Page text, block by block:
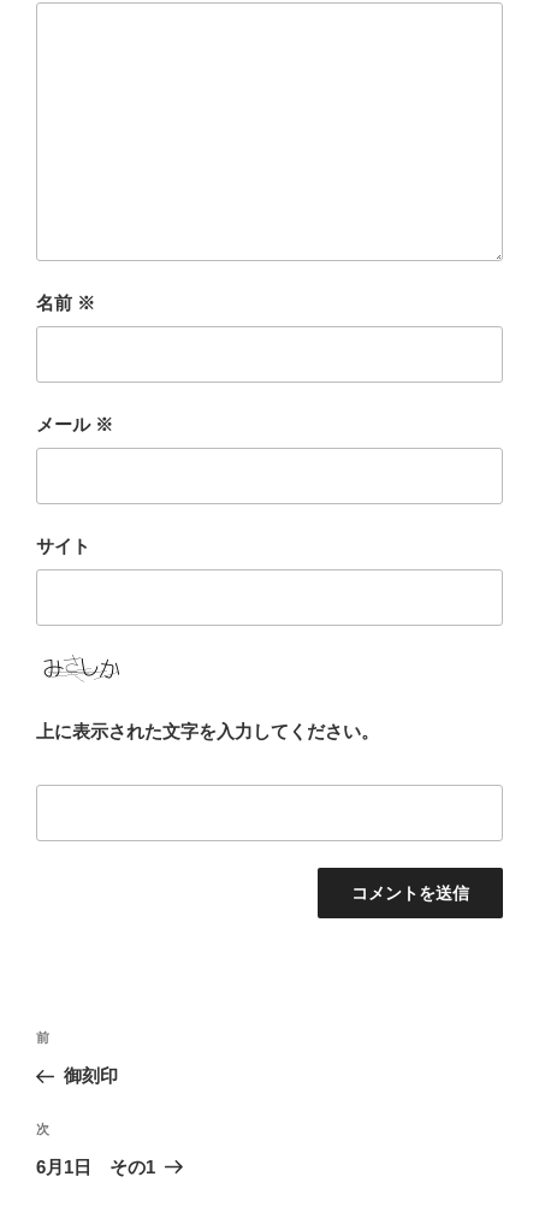
名前 ※
メール ※
サイト
上に表示された文字を入力してください。
投
ナ
ビ
ゲ
前
の
稿
前
御刻印
次
の
次
6月1日 その1